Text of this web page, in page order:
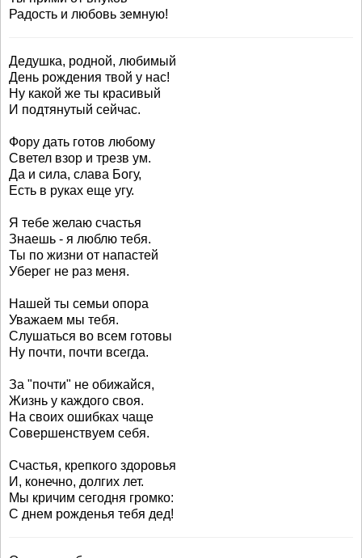
Радость и любовь земную!
Дедушка, родной, любимый
День рождения твой у нас!
Ну какой же ты красивый
И подтянутый сейчас.
Фору дать готов любому
Светел взор и трезв ум.
Да и сила, слава Богу,
Есть в руках еще угу.
Я тебе желаю счастья
Знаешь - я люблю тебя.
Ты по жизни от напастей
Уберег не раз меня.
Нашей ты семьи опора
Уважаем мы тебя.
Слушаться во всем готовы
Ну почти, почти всегда.
За "почти" не обижайся,
Жизнь у каждого своя.
На своих ошибках чаще
Совершенствуем себя.
Счастья, крепкого здоровья
И, конечно, долгих лет.
Мы кричим сегодня громко:
С днем рожденья тебя дед!